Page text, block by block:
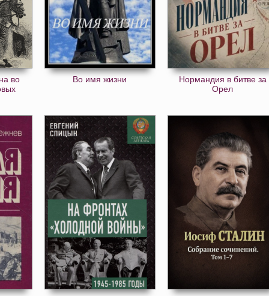
во
Во имя жизни
Нормандия в битве за
Орел